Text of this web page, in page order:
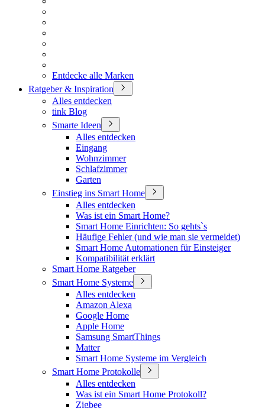
Entdecke alle Marken
Ratgeber & Inspiration
Alles entdecken
tink Blog
Smarte Ideen
Alles entdecken
Eingang
Wohnzimmer
Schlafzimmer
Garten
Einstieg ins Smart Home
Alles entdecken
Was ist ein Smart Home?
Smart Home Einrichten: So gehts`s
Häufige Fehler (und wie man sie vermeidet)
Smart Home Automationen für Einsteiger
Kompatibilität erklärt
Smart Home Ratgeber
Smart Home Systeme
Alles entdecken
Amazon Alexa
Google Home
Apple Home
Samsung SmartThings
Matter
Smart Home Systeme im Vergleich
Smart Home Protokolle
Alles entdecken
Was ist ein Smart Home Protokoll?
Zigbee